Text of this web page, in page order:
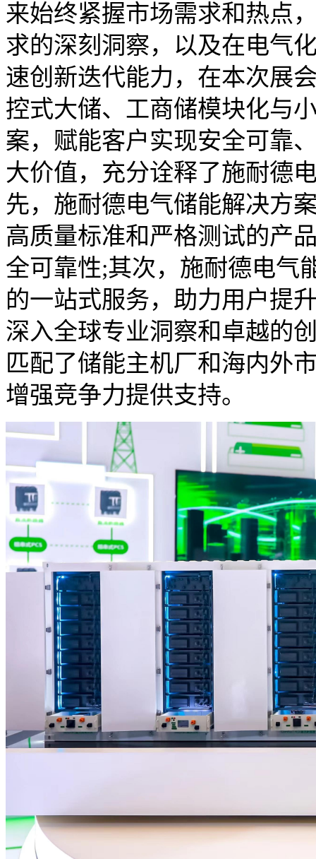
来始终紧握市场需求和热点
求的深刻洞察，以及在电气
速创新迭代能力，在本次展
控式大储、工商储模块化与
案，赋能客户实现安全可靠
大价值，充分诠释了施耐德
先，施耐德电气储能解决方
高质量标准和严格测试的产
全可靠性;其次，施耐德电气
的一站式服务，助力用户提
深入全球专业洞察和卓越的
匹配了储能主机厂和海内外
增强竞争力提供支持。